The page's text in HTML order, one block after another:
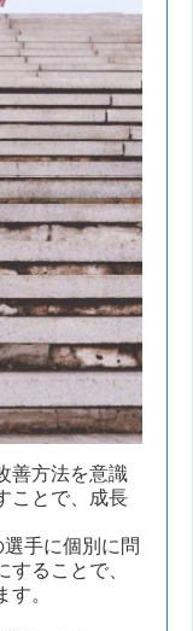
善方法を意識
ことで、成長
手に個別に問
ることで、
。